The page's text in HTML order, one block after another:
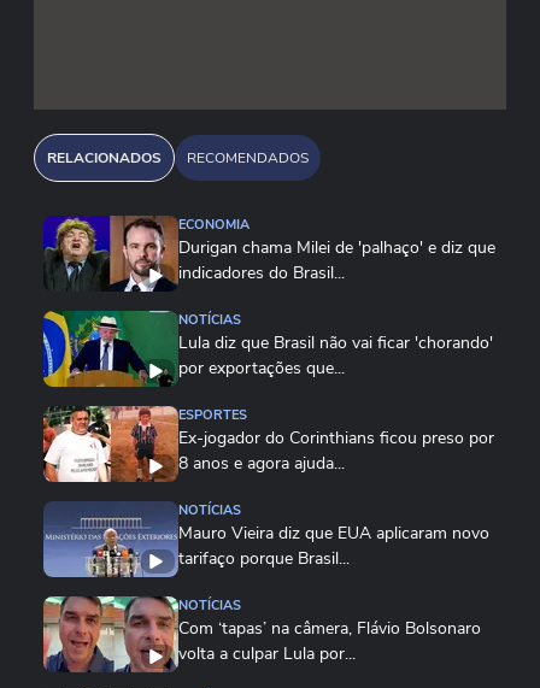
RELACIONADOS RECOMENDADOS
ECONOMIA
Durigan chama Milei de 'palhaço' e diz que
indicadores do Brasil...
NOTÍCIAS
Lula diz que Brasil não vai ficar 'chorando'
por exportações que...
ESPORTES
Ex-jogador do Corinthians ficou preso por
8 anos e agora ajuda...
NOTÍCIAS
Mauro Vieira diz que EUA aplicaram novo
tarifaço porque Brasil...
NOTÍCIAS
Com ‘tapas’ na câmera, Flávio Bolsonaro
volta a culpar Lula por...